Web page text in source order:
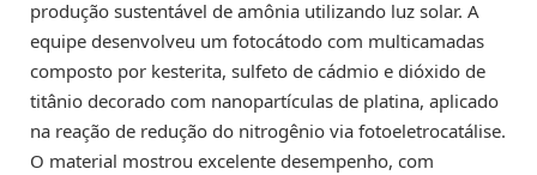
produção sustentável de amônia utilizando luz solar. A
equipe desenvolveu um fotocátodo com multicamadas
composto por kesterita, sulfeto de cádmio e dióxido de
titânio decorado com nanopartículas de platina, aplicado
na reação de redução do nitrogênio via fotoeletrocatálise.
O material mostrou excelente desempenho, com